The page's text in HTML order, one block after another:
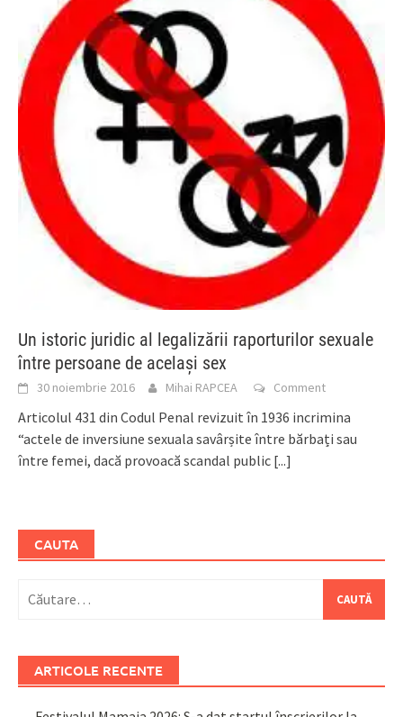
Un istoric juridic al legalizării raporturilor sexuale
între persoane de același sex
30 noiembrie 2016 Mihai RAPCEA Comment
Articolul 431 din Codul Penal revizuit în 1936 incrimina
“actele de inversiune sexuala savârșite între bărbați sau
între femei, dacă provoacă scandal public [...]
CAUTA
după:
ARTICOLE RECENTE